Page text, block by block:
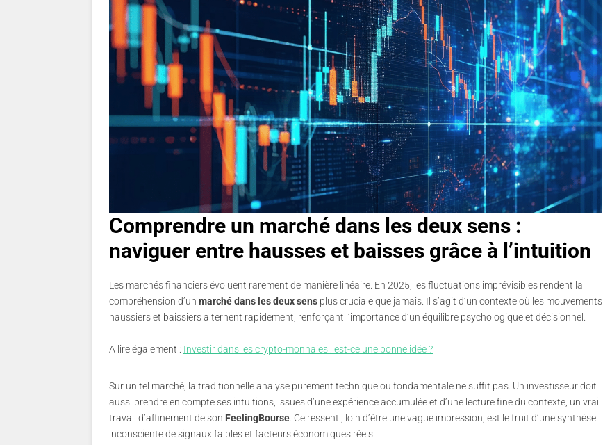
Comprendre un marché dans les deux sens :
naviguer entre hausses et baisses grâce à l’intuition
Les marchés financiers évoluent rarement de manière linéaire. En 2025, les fluctuations imprévisibles rendent la
compréhension d’un marché dans les deux sens plus cruciale que jamais. Il s’agit d’un contexte où les mouvements
haussiers et baissiers alternent rapidement, renforçant l’importance d’un équilibre psychologique et décisionnel.
A lire également : Investir dans les crypto-monnaies : est-ce une bonne idée ?
Sur un tel marché, la traditionnelle analyse purement technique ou fondamentale ne suffit pas. Un investisseur doit
aussi prendre en compte ses intuitions, issues d’une expérience accumulée et d’une lecture fine du contexte, un vrai
travail d’affinement de son FeelingBourse . Ce ressenti, loin d’être une vague impression, est le fruit d’une synthèse
inconsciente de signaux faibles et facteurs économiques réels.